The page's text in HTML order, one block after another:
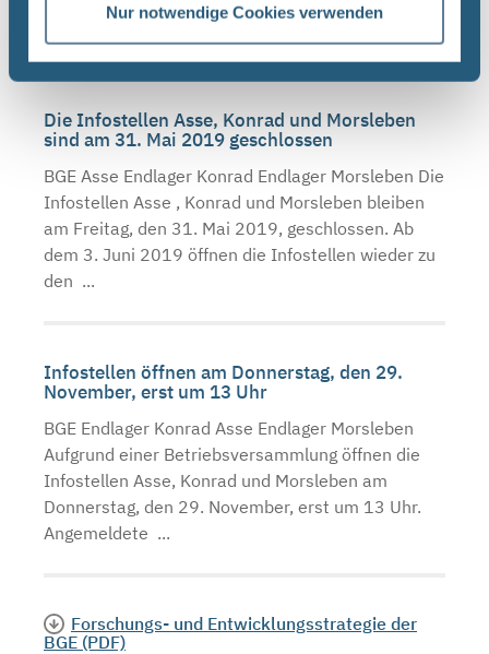
Nur notwendige Cookies verwenden
Die Infostellen Asse, Konrad und Morsleben
sind am 31. Mai 2019 geschlossen
BGE Asse Endlager Konrad Endlager Morsleben Die
Infostellen Asse , Konrad und Morsleben bleiben
am Freitag, den 31. Mai 2019, geschlossen. Ab
dem 3. Juni 2019 öffnen die Infostellen wieder zu
den ...
Infostellen öffnen am Donnerstag, den 29.
November, erst um 13 Uhr
BGE Endlager Konrad Asse Endlager Morsleben
Aufgrund einer Betriebsversammlung öffnen die
Infostellen Asse, Konrad und Morsleben am
Donnerstag, den 29. November, erst um 13 Uhr.
Angemeldete ...
Forschungs- und Entwicklungsstrategie der
BGE (PDF)